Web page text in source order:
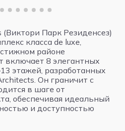
(Виктори Парк Резиденсез)
класса de luxe,
районе
включает 8 элегантных
этажей, разработанных
Он граничит с
в шаге от
обеспечивая идеальный
и доступностью